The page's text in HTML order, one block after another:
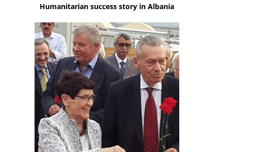
Humanitarian success story in Albania